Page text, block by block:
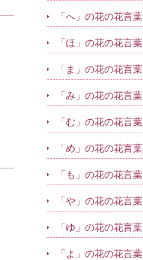
「へ」の花の花言葉
「ほ」の花の花言葉
「ま」の花の花言葉
「み」の花の花言葉
「む」の花の花言葉
「め」の花の花言葉
「も」の花の花言葉
「や」の花の花言葉
「ゆ」の花の花言葉
「よ」の花の花言葉